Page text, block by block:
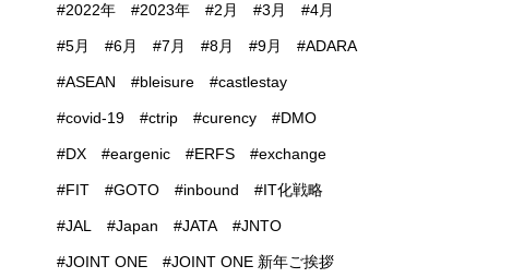
2022年 2023年 2月 3月 4月
5月 6月 7月 8月 9月 ADARA
ASEAN bleisure castlestay
covid-19 ctrip curency DMO
DX eargenic ERFS exchange
FIT GOTO inbound IT化戦略
JAL Japan JATA JNTO
JOINT ONE JOINT ONE 新年ご挨拶